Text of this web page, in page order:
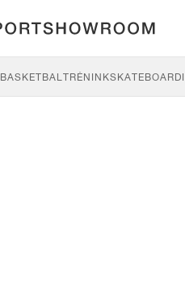
BASKETBALTRÉNINK